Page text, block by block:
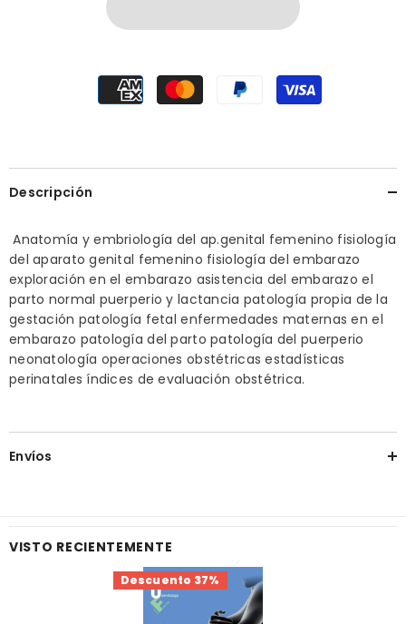
Descripción
Anatomía y embriología del ap.genital femenino fisiología
del aparato genital femenino fisiología del embarazo
exploración en el embarazo asistencia del embarazo el
parto normal puerperio y lactancia patología propia de la
gestación patología fetal enfermedades maternas en el
embarazo patología del parto patología del puerperio
neonatología operaciones obstétricas estadísticas
perinatales índices de evaluación obstétrica.
Envíos
VISTO RECIENTEMENTE
Descuento 37%